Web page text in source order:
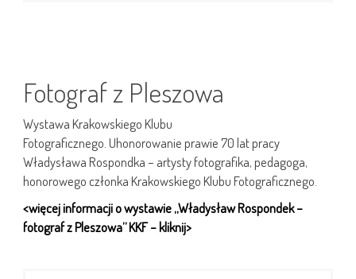
Fotograf z Pleszowa
Wystawa Krakowskiego Klubu
Fotograficznego. Uhonorowanie prawie 70 lat pracy
Władysława Rospondka – artysty fotografika, pedagoga,
honorowego członka Krakowskiego Klubu Fotograficznego.
<więcej informacji o wystawie „Władysław Rospondek –
fotograf z Pleszowa” KKF – kliknij>